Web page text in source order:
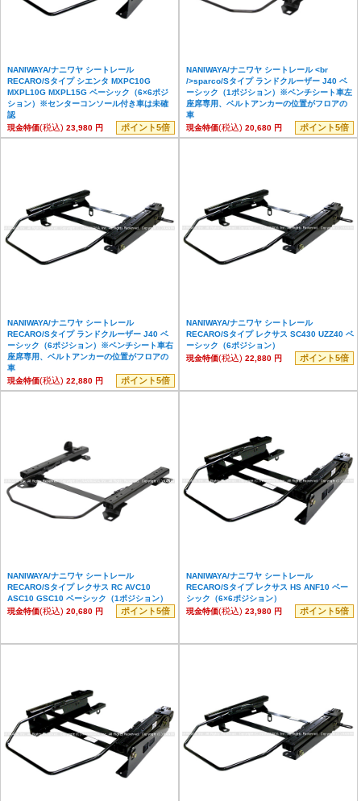
NANIWAYA/ナニワヤ シートレール
RECARO/Sタイプ シエンタ MXPC10G
MXPL10G MXPL15G ベーシック（6×6ポジ
ション）※センターコンソール付き車は未確
認
現金特価(税込) 23,980 円 ポイント5倍
NANIWAYA/ナニワヤ シートレール <br
/>sparco/Sタイプ ランドクルーザー J40 ベ
ーシック（1ポジション）※ベンチシート車左
座席専用、ベルトアンカーの位置がフロアの
車
現金特価(税込) 20,680 円 ポイント5倍
NANIWAYA/ナニワヤ シートレール
RECARO/Sタイプ ランドクルーザー J40 ベ
ーシック（6ポジション）※ベンチシート車右
座席専用、ベルトアンカーの位置がフロアの
車
現金特価(税込) 22,880 円 ポイント5倍
NANIWAYA/ナニワヤ シートレール
RECARO/Sタイプ レクサス SC430 UZZ40 ベ
ーシック（6ポジション）
現金特価(税込) 22,880 円 ポイント5倍
NANIWAYA/ナニワヤ シートレール
RECARO/Sタイプ レクサス RC AVC10
ASC10 GSC10 ベーシック（1ポジション）
現金特価(税込) 20,680 円 ポイント5倍
NANIWAYA/ナニワヤ シートレール
RECARO/Sタイプ レクサス HS ANF10 ベー
シック（6×6ポジション）
現金特価(税込) 23,980 円 ポイント5倍